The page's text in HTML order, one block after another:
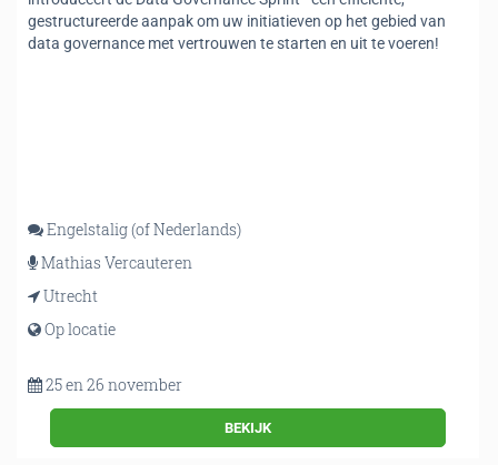
gestructureerde aanpak om uw initiatieven op het gebied van
data governance met vertrouwen te starten en uit te voeren!
Engelstalig (of Nederlands)
Mathias Vercauteren
Utrecht
Op locatie
25 en 26 november
BEKIJK